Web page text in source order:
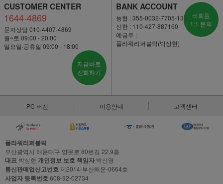
CUSTOMER CENTER
1644-4869
문자상담 010-4407-4869
월~토 09:00 - 20:00
일요일·공휴일 09:00 - 18:00
지금바로
전화하기
BANK ACCOUNT
농협 : 355-0032-7705-13
신한 : 110-427-887160
예금주 :
플라워리퍼블릭(박상현)
비회원
1:1 문의
PC 버전 이용안내 고객센터
플라워리퍼블릭
부산광역시 해운대구 양운로 80번길 22,9층
대표 박상현 개인정보 보호 책임자 박신영
통신판매업신고번호제2014-부산해운-0664호
사업자 등록번호608-92-02734